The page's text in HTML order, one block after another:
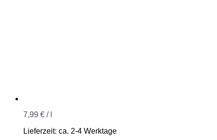
7,99 € /
Lieferzeit: ca. 2-4 Werktage